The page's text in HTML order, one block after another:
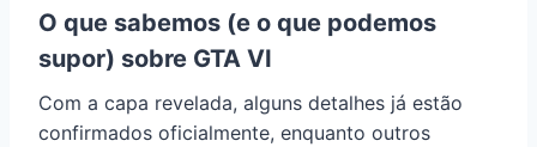
O que sabemos (e o que podemos
supor) sobre GTA VI
Com a capa revelada, alguns detalhes já estão
confirmados oficialmente, enquanto outros